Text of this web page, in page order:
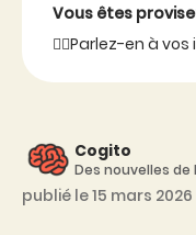
Vous êtes
👉🏼Parlez-en à
Cogito
Des nouvelles de
publié le 15 mars 2026